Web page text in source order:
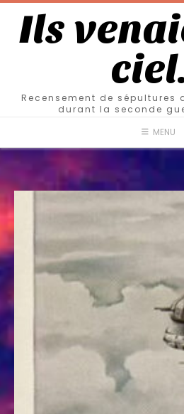
Ils
Recensement de sépultures
durant la seconde
MENU